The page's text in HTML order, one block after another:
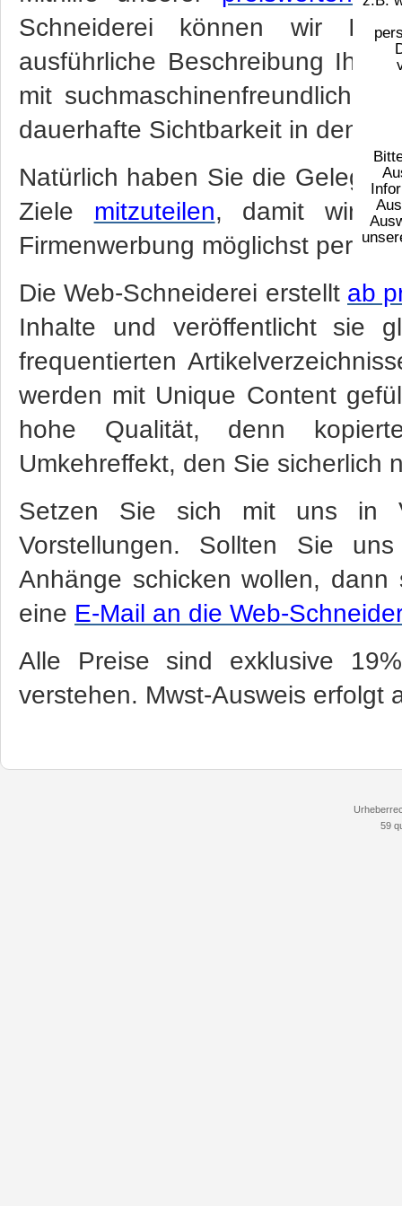
Schneiderei können wir
ausführliche Beschreibung
mit
dauerhafte Sichtbarkeit in den
Natürlich haben Sie die
Ziele mitzuteilen, damit wir
Firmenwerbung möglichst
Die Web-Schneiderei erstellt ab
Inhalte und veröffentlicht sie
frequentierten
werden mit Unique Content
hohe Qualität, denn
Umkehreffekt, den Sie sicherlich
Setzen Sie sich mit uns in
Vorstellungen. Sollten Sie
Anhänge schicken wollen,
eine E-Mail an die Web-
Alle Preise sind exklusive
verstehen. Mwst-Ausweis erfolgt
59